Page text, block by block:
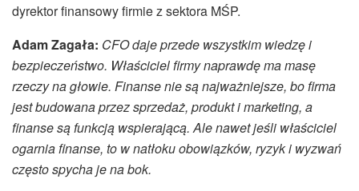
dyrektor finansowy firmie z sektora MŚP.
Adam Zagała: CFO daje przede wszystkim wiedzę i
bezpieczeństwo. Właściciel firmy naprawdę ma masę
rzeczy na głowie. Finanse nie są najważniejsze, bo firma
jest budowana przez sprzedaż, produkt i marketing, a
finanse są funkcją wspierającą. Ale nawet jeśli właściciel
ogarnia finanse, to w natłoku obowiązków, ryzyk i wyzwań
często spycha je na bok.